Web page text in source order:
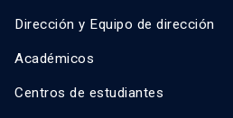
Dirección y Equipo de dirección
Académicos
Centros de estudiantes